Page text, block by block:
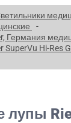
Германия
Hi-Res
лупы